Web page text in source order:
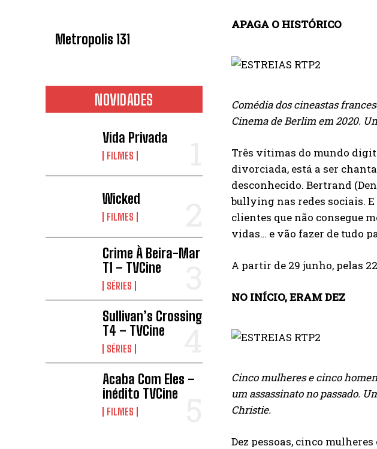
Metropolis 131
NOVIDADES
Vida Privada
FILMES
Wicked
FILMES
Crime À Beira-Mar
T1 – TVCine
SÉRIES
Sullivan’s Crossing
T4 – TVCine
SÉRIES
Acaba Com Eles –
inédito TVCine
FILMES
APAGA O HISTÓRICO
Comédia dos cineastas
Cinema de Berlim em 2020.
Três vítimas do mundo
divorciada, está a ser
desconhecido. Bertrand
bullying nas redes sociais.
clientes que não consegue
vidas… e vão fazer de tudo
A partir de 29 junho, pelas
NO INÍCIO, ERAM DEZ
Cinco mulheres e cinco
um assassinato no passado.
Christie.
Dez pessoas, cinco